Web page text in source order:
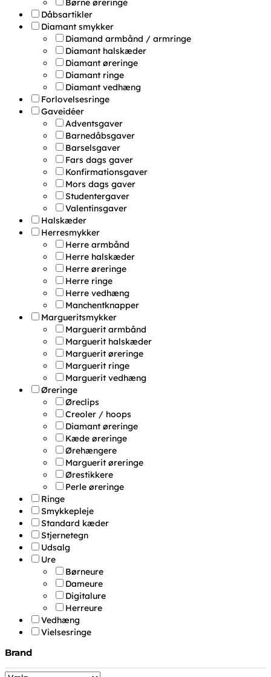
Børne øreringe
Dåbsartikler
Diamant smykker
Diamand armbånd / armringe
Diamant halskæder
Diamant øreringe
Diamant ringe
Diamant vedhæng
Forlovelsesringe
Gaveidéer
Adventsgaver
Barnedåbsgaver
Barselsgaver
Fars dags gaver
Konfirmationsgaver
Mors dags gaver
Studentergaver
Valentinsgaver
Halskæder
Herresmykker
Herre armbånd
Herre halskæder
Herre øreringe
Herre ringe
Herre vedhæng
Manchentknapper
Margueritsmykker
Marguerit armbånd
Marguerit halskæder
Marguerit øreringe
Marguerit ringe
Marguerit vedhæng
Øreringe
Øreclips
Creoler / hoops
Diamant øreringe
Kæde øreringe
Ørehængere
Marguerit øreringe
Ørestikkere
Perle øreringe
Ringe
Smykkepleje
Standard kæder
Stjernetegn
Udsalg
Ure
Børneure
Dameure
Digitalure
Herreure
Vedhæng
Vielsesringe
Brand